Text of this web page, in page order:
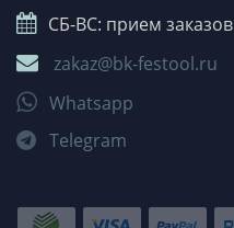
СБ-ВС: прием заказов
zakaz@bk-festool.ru
Whatsapp
Telegram